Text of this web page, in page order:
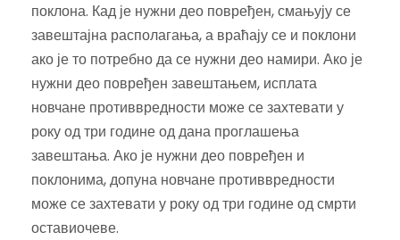
поклона. Кад је нужни део повређен, смањују се
завештајна располагања, а враћају се и поклони
ако је то потребно да се нужни део намири. Ако је
нужни део повређен завештањем, исплата
новчане противвредности може се захтевати у
року од три године од дана проглашења
завештања. Ако је нужни део повређен и
поклонима, допуна новчане противвредности
може се захтевати у року од три године од смрти
оставиочеве.